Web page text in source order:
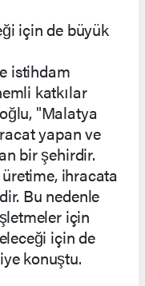
için de büyük
istihdam
katkılar
"Malatya
yapan ve
bir şehirdir.
ihracata
Bu nedenle
için
için de
konuştu.